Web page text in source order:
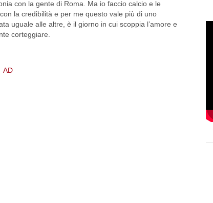
con la gente di Roma. Ma io faccio calcio e le
la credibilità e per me questo vale più di uno
uguale alle altre, è il giorno in cui scoppia l’amore e
corteggiare.